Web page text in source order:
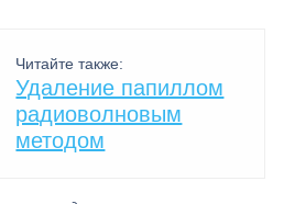
Читайте также:
Удаление папиллом
радиоволновым
методом